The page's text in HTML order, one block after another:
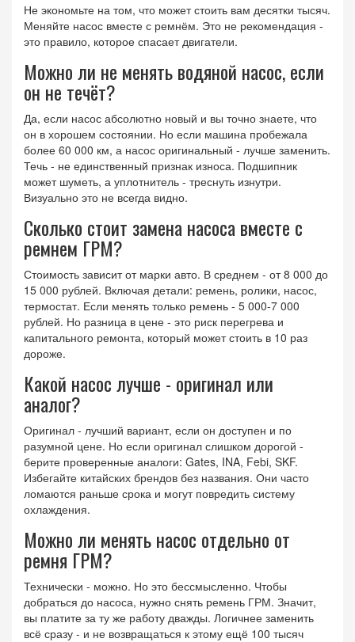
Не экономьте на том, что может стоить вам десятки тысяч.
Меняйте насос вместе с ремнём. Это не рекомендация -
это правило, которое спасает двигатели.
Можно ли не менять водяной насос, если
он не течёт?
Да, если насос абсолютно новый и вы точно знаете, что
он в хорошем состоянии. Но если машина пробежала
более 60 000 км, а насос оригинальный - лучше заменить.
Течь - не единственный признак износа. Подшипник
может шуметь, а уплотнитель - треснуть изнутри.
Визуально это не всегда видно.
Сколько стоит замена насоса вместе с
ремнем ГРМ?
Стоимость зависит от марки авто. В среднем - от 8 000 до
15 000 рублей. Включая детали: ремень, ролики, насос,
термостат. Если менять только ремень - 5 000-7 000
рублей. Но разница в цене - это риск перегрева и
капитального ремонта, который может стоить в 10 раз
дороже.
Какой насос лучше - оригинал или
аналог?
Оригинал - лучший вариант, если он доступен и по
разумной цене. Но если оригинал слишком дорогой -
берите проверенные аналоги: Gates, INA, Febi, SKF.
Избегайте китайских брендов без названия. Они часто
ломаются раньше срока и могут повредить систему
охлаждения.
Можно ли менять насос отдельно от
ремня ГРМ?
Технически - можно. Но это бессмысленно. Чтобы
добраться до насоса, нужно снять ремень ГРМ. Значит,
вы платите за ту же работу дважды. Логичнее заменить
всё сразу - и не возвращаться к этому ещё 100 тысяч